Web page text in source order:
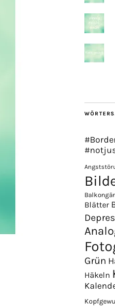
Blätter
Grün
Häkeln